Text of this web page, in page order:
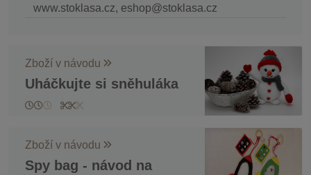
www.stoklasa.cz, eshop@stoklasa.cz
Zboží v návodu
Uháčkujte si sněhuláka
Zboží v návodu
Spy bag - návod na